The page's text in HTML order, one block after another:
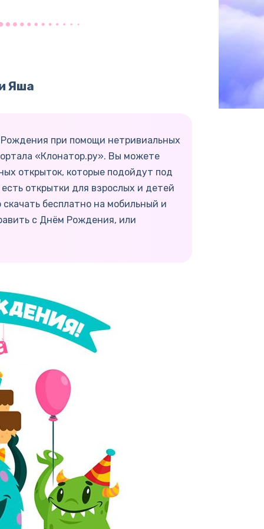
Яша
при помощи нетривиальных
«Клонатор.ру». Вы можете
открыток, которые подойдут под
открытки для взрослых и детей
бесплатно на мобильный и
с Днём Рождения, или